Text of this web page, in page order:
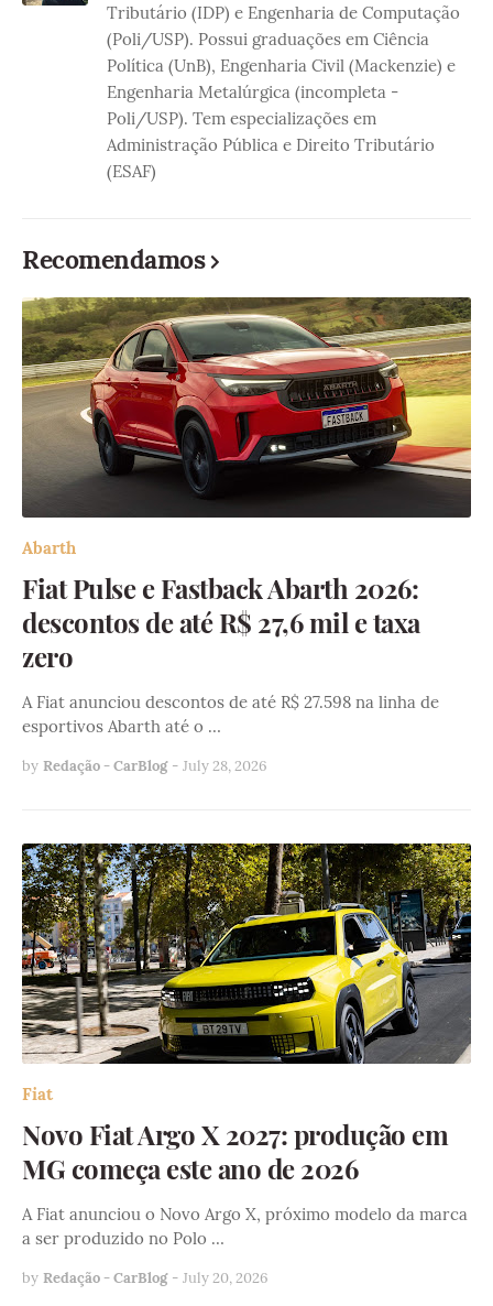
Tributário (IDP) e Engenharia de Computação
(Poli/USP). Possui graduações em Ciência
Política (UnB), Engenharia Civil (Mackenzie) e
Engenharia Metalúrgica (incompleta -
Poli/USP). Tem especializações em
Administração Pública e Direito Tributário
(ESAF)
Recomendamos
Abarth
Fiat Pulse e Fastback Abarth 2026:
descontos de até R$ 27,6 mil e taxa
zero
A Fiat anunciou descontos de até R$ 27.598 na linha de
esportivos Abarth até o …
by Redação - CarBlog - July 28, 2026
Fiat
Novo Fiat Argo X 2027: produção em
MG começa este ano de 2026
A Fiat anunciou o Novo Argo X, próximo modelo da marca
a ser produzido no Polo …
by Redação - CarBlog - July 20, 2026